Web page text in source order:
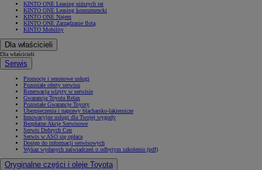
KINTO ONE Leasing niższych rat
KINTO ONE Leasing konsumencki
KINTO ONE Najem
KINTO ONE Zarządzanie flotą
KINTO Mobility
Dla właścicieli
Dla właścicieli
Serwis
Promocje i sezonowe usługi
Pozostałe oferty serwisu
Rezerwacja wizyty w serwisie
Gwarancja Toyota Relax
Pozostałe Gwarancje Toyoty
Ubezpieczenia i naprawy blacharsko-lakiernicze
Innowacyjne usługi dla Twojej wygody
Bezpłatne Akcje Serwisowe
Serwis Dobrych Cen
Serwis w ASO się opłaca
Dostęp do informacji serwisowych
Wykaz wydanych zaświadczeń o odbytym szkoleniu (pdf)
Oryginalne części i oleje Toyota